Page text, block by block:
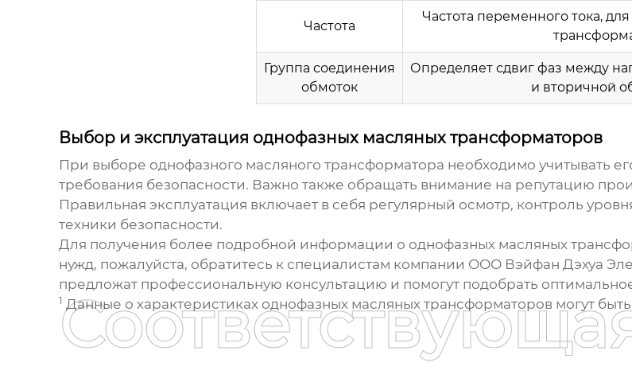
Частота
Частота переменного тока,
Группа соединения
обмоток
Определяет сдвиг фаз между
и вторичной
Выбор и эксплуатация однофазных масляных трансформаторов
При выборе однофазного масляного трансформатора необходимо учитывать
требования безопасности. Важно также обращать внимание на репутацию
Правильная эксплуатация включает в себя регулярный осмотр, контроль
техники безопасности.
Для получения более подробной информации о однофазных масляных
нужд, пожалуйста, обратитесь к специалистам компании ООО Вэйфан Дэхуа
предложат профессиональную консультацию и помогут подобрать
1 Данные о характеристиках однофазных масляных трансформаторовмогут